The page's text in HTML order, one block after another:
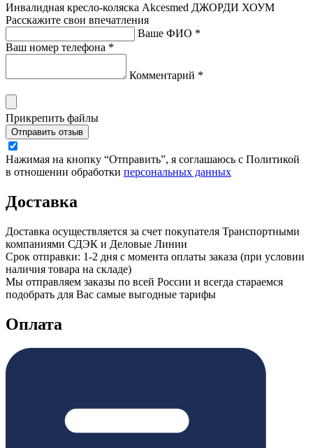
Инвалидная кресло-коляска Akcesmed ДЖОРДИ ХОУМ
Расскажите свои впечатления
Ваше ФИО *
Ваш номер телефона *
Комментарий *
Прикрепить файлы
Отправить отзыв
Нажимая на кнопку “Отправить”, я соглашаюсь с Политикой
в отношении обработки персональных данных
Доставка
Доставка осуществляется за счет покупателя Транспортными
компаниями СДЭК и Деловые Линии
Срок отправки: 1-2 дня с момента оплаты заказа (при условии
наличия товара на складе)
Мы отправляем заказы по всей России и всегда стараемся
подобрать для Вас самые выгодные тарифы
Оплата